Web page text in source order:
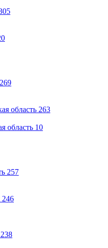
269
область 263
область 10
257
246
238